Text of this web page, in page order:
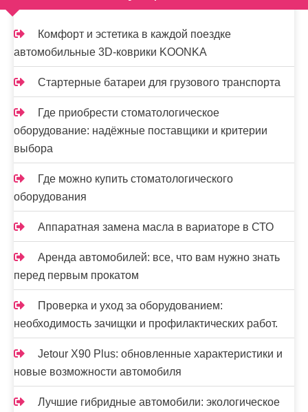
п
и
с
я
м
Комфорт и эстетика в каждой поездке
автомобильные 3D-коврики KOONKA
Стартерные батареи для грузового транспорта
Где приобрести стоматологическое
оборудование: надёжные поставщики и критерии
выбора
Где можно купить стоматологического
оборудования
Аппаратная замена масла в вариаторе в СТО
Аренда автомобилей: все, что вам нужно знать
перед первым прокатом
Проверка и уход за оборудованием:
необходимость зачищки и профилактических работ.
Jetour X90 Plus: обновленные характеристики и
новые возможности автомобиля
Лучшие гибридные автомобили: экологическое